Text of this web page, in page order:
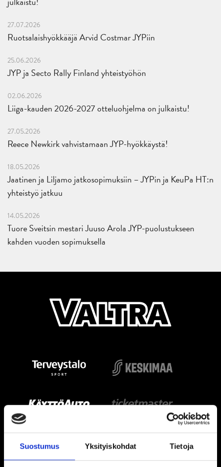
Suostumus Yksityiskohdat Tietoja
27.07.2026
Ruotsalaishyökkääjä Arvid Costmar JYPiin
25.06.2026
JYP ja Secto Rally Finland yhteistyöhön
02.06.2026
Liiga-kauden 2026-2027 otteluohjelma on julkaistu!
27.05.2026
Reece Newkirk vahvistamaan JYP-hyökkäystä!
18.05.2026
Jaatinen ja Liljamo jatkosopimuksiin – JYPin ja KeuPa HT:n
yhteistyö jatkuu
14.05.2026
Tuore Sveitsin mestari Juuso Arola JYP-puolustukseen
kahden vuoden sopimuksella